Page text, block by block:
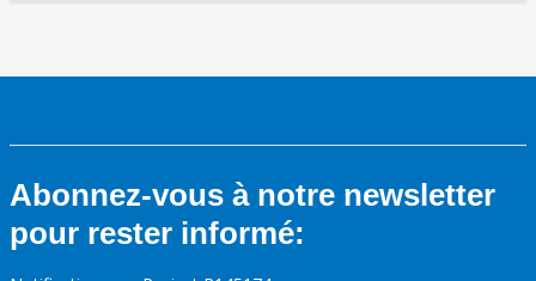
Abonnez-vous à notre newsletter
pour rester informé: